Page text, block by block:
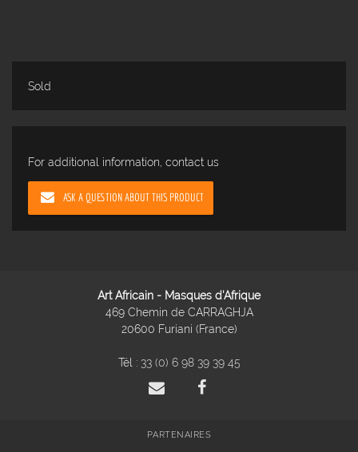
Sold
For additional information, contact us
ASK A QUESTION ABOUT THIS PRODUCT
Art Africain - Masques d'Afrique
469 Chemin de CARRAGHJA
20600 Furiani (France)
Tél : 33 (0) 6 98 39 39 45
PARTENAIRES